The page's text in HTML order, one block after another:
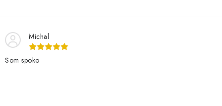
Michal
Som spoko